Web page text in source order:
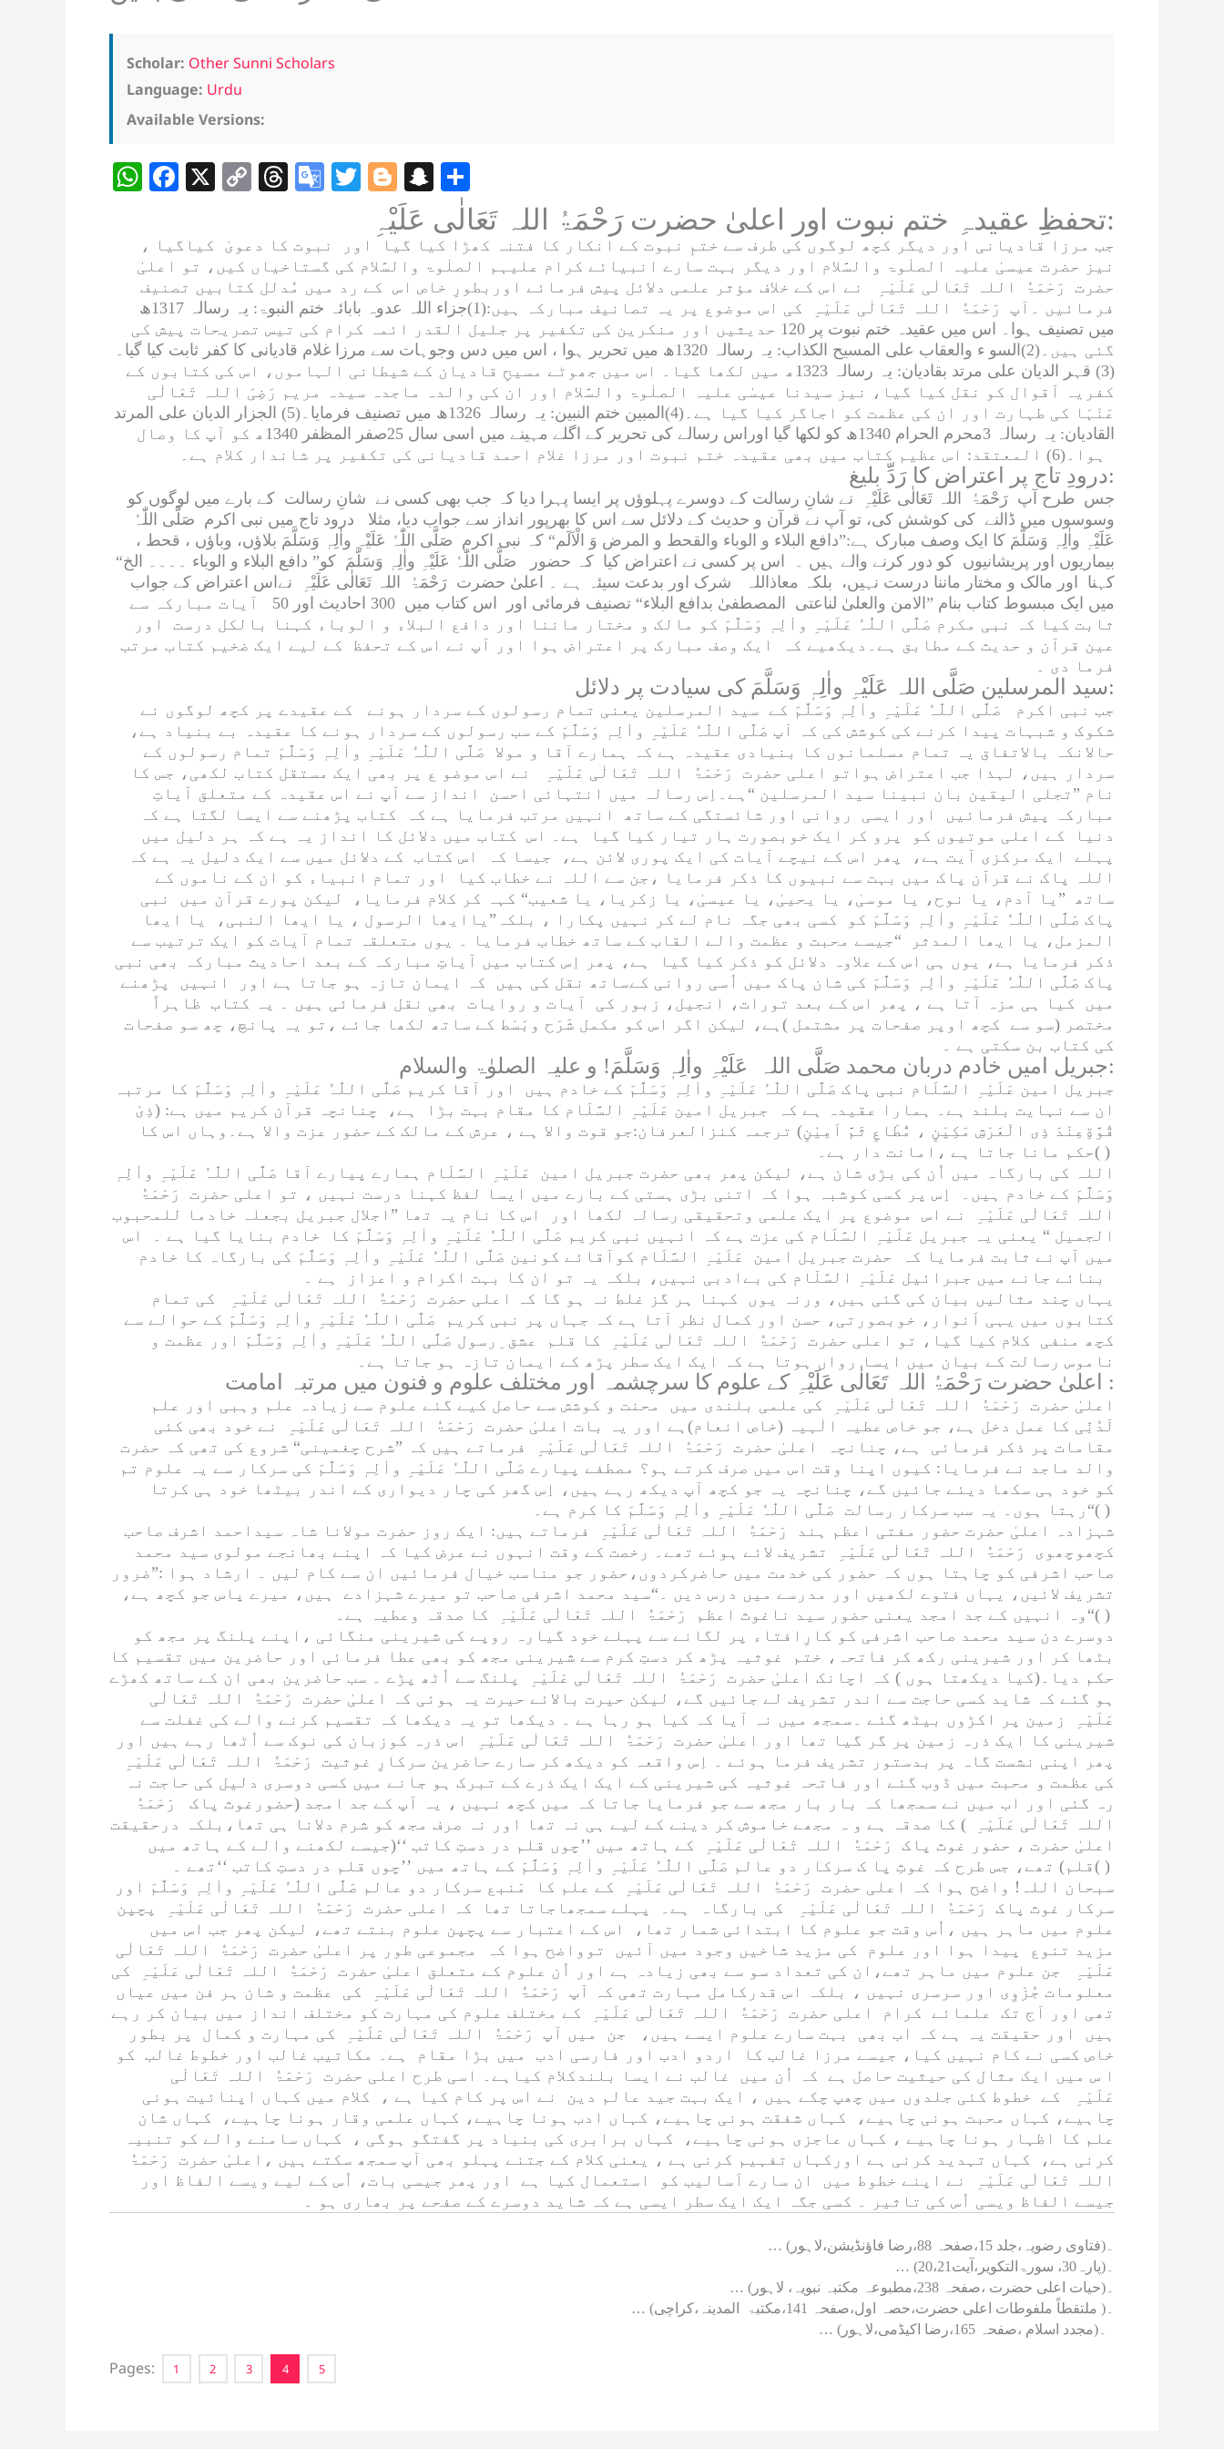
Scholar: Other Sunni Scholars
Language: Urdu
Available Versions:
W
at
s
A
p
p
F
c
e
b
o
o
k
X C
y
Li
n
k
T
re
a
d
s
G
o
gl
e
Tr
a
n
sl
at
e
T
itt
er
Bl
o
g
g
er
S
a
p
c
h
at
h
ar
e
تحفظِ عقیدہِ ختم نبوت اور اعلیٰ حضرت رَحْمَۃُ اللہ تَعَالٰی عَلَیْہِ:
جب مرزا قادیانی اور دیگر کچھ لوگوں کی طرف سے ختمِ نبوت کے انکار کا فتنہ کھڑا کیا گیا اور نبوت کا دعویٰ کیاگیا ،
نیز حضرت عیسیٰ علیہ الصلٰوۃ والسَّلام اور دیگر بہت سارے انبیائے کرام علیہم الصلٰوۃ والسَّلام کی گستاخیاں کیں، تو اعلیٰ
حضرت
رَحْمَۃُ اللہ تَعَالٰی عَلَیْہِ
نے اس کے خلاف مؤثر علمی دلائل پیش فرمائے اوربطورِ خاص اس کے رد میں مُدلل کتابیں تصنیف
فرمائیں ۔آپ رَحْمَۃُ اللہ تَعَالٰی عَلَیْہِ کی اس موضوع پر یہ تصانیف مبارکہ ہیں:(1) جزاء اللہ عدوہ بابائہ ختم النبوۃ
: یہ رسالہ 1317ھ
میں تصنیف ہوا۔ اس میں عقیدہ ختم نبوت پر 120 حدیثیں اور منکرین کی تکفیر پر جلیل القدر ائمہ کرام کی تیس تصریحات پیش کی
گئی ہیں۔(2)
السو ء والعقاب علی المسیح الکذاب
: یہ رسالہ 1320ھ میں تحریر ہوا ، اس میں دس وجوہات سے مرزا غلام قادیانی کا کفر ثابت کیا گیا۔
(3)
قہر الدیان علی مرتد بقادیان
: یہ رسالہ 1323ھ میں لکھا گیا۔ اس میں جھوٹے مسیحِ قادیان کے شیطانی الہاموں، اس کی کتابوں کے
کفریہ اَقوال کو نقل کیا گیا، نیز سیدنا عیسٰی علیہ الصلٰوۃ والسَّلام اور ان کی والدہ ماجدہ سیدہ مریم رَضِیَ اللہ تَعَالٰی
عَنْہَا کی طہارت اور ان کی عظمت کو اجاگر کیا گیا ہے۔(4) المبین ختم النبین: یہ رسالہ 1326ھ میں تصنیف فرمایا۔(5)
الجزار الدیان علی المرتد
القادیان
: یہ رسالہ 3محرم الحرام 1340ھ کو لکھا گیا اوراس رسالے کی تحریر کے اگلے مہینے میں اسی سال 25صفر المظفر 1340ھ کو آپ کا وصال
ہوا۔(6)
المعتقد
درودِ تاج پر اعتراض کا رَدِّ بلیغ:
جس طرح آپ رَحْمَۃُ اللہ تَعَالٰی عَلَیْہِ
نے شانِ رسالت کے دوسرے پہلوؤں پر ایسا پہرا دیا کہ جب بھی کسی نے شانِ رسالت کے بارے میں لوگوں کو
وسوسوں میں ڈالنے کی کوشش کی، تو آپ نے قرآن و حدیث کے دلائل سے اس کا بھرپور انداز سے جواب دیا، مثلا درود تاج میں نبی اکرم صَلَّی اللّٰہُ
عَلَیْہِ واٰلِہٖ وَسَلَّمَ کا ایک وصف مبارک ہے:”دافع البلاء و الوباء والقحط و المرض وَ الْاَلَم“ کہ نبی اکرم صَلَّی اللّٰہُ عَلَیْہِ واٰلِہٖ وَسَلَّمَ بلاؤں، وباؤں ، قحط ،
بیماریوں اور پریشانیوں کو دور کرنے والے ہیں ۔ اس پر کسی نے اعتراض کیا کہ حضور صَلَّی اللّٰہُ عَلَیْہِ واٰلِہٖ وَسَلَّمَ کو” دافع البلاء و الوباء ۔۔۔۔ الخ“
کہنا اور مالک و مختار ماننا درست نہیں، بلکہ معاذاللہ شرک اور بدعت سیئہ ہے ۔ اعلیٰ حضرت رَحْمَۃُ اللہ تَعَالٰی عَلَیْہِ
نےاس اعتراض کے جواب
میں ایک مبسوط کتاب بنام ” الامن والعلیٰ لناعتی المصطفیٰ بدافع البلاء
“ تصنیف فرمائی اور اس کتاب میں 300 احادیث اور 50 آیات مبارکہ سے
ثابت کیا کہ نبی مکرم صَلَّی اللّٰہُ عَلَیْہِ واٰلِہٖ وَسَلَّمَ کو مالک و مختار ماننا اور دافع البلاء و الوباء کہنا بالکل درست اور
عین قرآن و حدیث کے مطابق ہے۔دیکھیے کہ ایک وصف مبارک پر اعتراض ہوا اور آپ نے اس کے تحفظ کے لیے ایک ضخیم کتاب مرتب
فرما دی ۔
سید المرسلین صَلَّی اللہ عَلَیْہِ واٰلِہٖ وَسَلَّمَ کی سیادت پر دلائل:
جب نبی اکرم صَلَّی اللّٰہُ عَلَیْہِ واٰلِہٖ وَسَلَّمَ کے سید المرسلین یعنی تمام رسولوں کے سردار ہونے کے عقیدے پر کچھ لوگوں نے
شکوک و شبہات پیدا کرنے کی کوشش کی کہ آپ صَلَّی اللّٰہُ عَلَیْہِ واٰلِہٖ وَسَلَّمَ کے سب رسولوں کے سردار ہونے کا عقیدہ بے بنیاد ہے،
حالانکہ بالاتفاق یہ تمام مسلمانوں کا بنیادی عقیدہ ہے کہ ہمارے آقا و مولا صَلَّی اللّٰہُ عَلَیْہِ واٰلِہٖ وَسَلَّمَ تمام رسولوں کے
سردار ہیں، لہذا جب اعتراض ہواتو اعلی حضرت
رَحْمَۃُ اللہ تَعَالٰی عَلَیْہِ
نے اس موضو ع پر بھی ایک مستقل کتاب لکھی، جس کا
نام ” تجلی الیقین بان نبینا سید المرسلین “ہے۔اِس رسالہ میں انتہائی احسن انداز سے آپ نے اس عقیدہ کے متعلق آیاتِ
مبارکہ پیش فرمائیں اور ایسی روانی اور شائستگی کے ساتھ انہیں مرتب فرمایا ہے کہ کتاب پڑھنے سے ایسا لگتا ہے کہ
دنیا کے اعلی موتیوں کو پرو کر ایک خوبصورت ہار تیار کیا گیا ہے۔ اس کتاب میں دلائل کا انداز یہ ہے کہ ہر دلیل میں
پہلے ایک مرکزی آیت ہے، پھر اس کے نیچے آیات کی ایک پوری لائن ہے، جیسا کہ اس کتاب کے دلائل میں سے ایک دلیل یہ ہے کہ
اللہ پاک نے قرآن پاک میں بہت سے نبیوں کا ذکر فرمایا ،جن سے اللہ نے خطاب کیا اور تمام انبیاء کو ان کے ناموں کے
ساتھ ”یا آدم، یا نوح، یا موسیٰ، یا یحییٰ، یا عیسیٰ، یا زکریا، یا شعیب“ کہہ کر کلام فرمایا، لیکن پورے قرآن میں نبی
پاک صَلَّی اللّٰہُ عَلَیْہِ واٰلِہٖ وَسَلَّمَ کو کسی بھی جگہ نام لے کر نہیں پکارا ، بلکہ” یاایھا الرسول ، یا ایھا النبی ،
یا ایھا
المزمل ، یا ایھا المدثر
“جیسے محبت و عظمت والے القاب کے ساتھ خطاب فرمایا ۔ یوں متعلقہ تمام آیات کو ایک ترتیب سے
ذکر فرمایا ہے، یوں ہی اس کے علاوہ دلائل کو ذکر کیا گیا ہے، پھر اِس کتاب میں آیاتِ مبارکہ کے بعد احادیث مبارکہ بھی نبی
پاک صَلَّی اللّٰہُ عَلَیْہِ واٰلِہٖ وَسَلَّمَ کی شان پاک میں اُسی روانی کےساتھ نقل کی ہیں کہ ایمان تازہ ہو جاتا ہے اور انہیں پڑھنے
میں کیا ہی مزہ آتا ہے ، پھر اس کے بعد تورات، انجیل، زبور کی آیات و روایات بھی نقل فرمائی ہیں ۔ یہ کتاب ظاہراً
مختصر (سو سے کچھ اوپر صفحات پر مشتمل )ہے، لیکن اگر اس کو مکمل شَرْح وبَسْط کے ساتھ لکھا جائے ،تو یہ پانچ، چھ سو صفحات
کی کتاب بن سکتی ہے ۔
جبریل امیں خادم دربان محمد صَلَّی اللہ عَلَیْہِ واٰلِہٖ وَسَلَّمَ! و علیہ الصلوٰۃ والسلام:
جبریل امین عَلَیْہِ السَّلَام نبی پاک صَلَّی اللّٰہُ عَلَیْہِ واٰلِہٖ وَسَلَّمَ کے خادم ہیں اور آقا کریم صَلَّی اللّٰہُ عَلَیْہِ واٰلِہٖ وَسَلَّمَ کا مرتبہ
ان سے نہایت بلند ہے۔ ہمارا عقیدہ ہے کہ جبریل امین عَلَیْہِ السَّلَام کا مقام بہت بڑا ہے، چنانچہ قرآن کریم میں ہے: (ذِیْ
قُوَّةٍعِنْدَ ذِی الْعَرْشِ مَكِیْنٍ ، مُّطَاعٍ ثَمَّ اَمِیْنٍ) ترجمہ کنزالعرفان:جو قوت والا ہے ، عرش کے مالک کے حضور عزت والا ہے۔وہاں اس کا
حکم مانا جاتا ہے ،امانت دار ہے۔( )
اللہ کی بارگاہ میں اُن کی بڑی شان ہے، لیکن پھر بھی حضرت جبریل امین
عَلَیْہِ السَّلَام ہمارے پیارے آقا صَلَّی اللّٰہُ عَلَیْہِ واٰلِہٖ
وَسَلَّمَ کے خادم ہیں۔ اِس پر کسی کوشبہ ہوا کہ اتنی بڑی ہستی کے بارے میں ایسا لفظ کہنا درست نہیں ، تو اعلی حضرت
رَحْمَۃُ
اللہ تَعَالٰی عَلَیْہِ
نے اس موضوع پر ایک علمی وتحقیقی رسالہ لکھا اور اس کا نام یہ تھا ” اجلال جبریل بجعلہ خادما للمحبوب
الجمیل “ یعنی یہ جبریل عَلَیْہِ السَّلَام کی عزت ہے کہ انہیں نبی کریم صَلَّی اللّٰہُ عَلَیْہِ واٰلِہٖ وَسَلَّمَ کا خادم بنایا گیا ہے ۔ اس
میں آپ نے ثابت فرمایا کہ حضرت جبریل امین
عَلَیْہِ السَّلَام کوآقائے کونین صَلَّی اللّٰہُ عَلَیْہِ واٰلِہٖ وَسَلَّمَ کی بارگاہ کا خادم
بنائے جانے میں جبرائیل عَلَیْہِ السَّلَام
یہاں چند مثالیں بیان کی گئی ہیں، ورنہ یوں کہنا ہر گز غلط نہ ہو گا کہ اعلی حضرت رَحْمَۃُ اللہ تَعَالٰی عَلَیْہِ
کی تمام
کتابوں میں یہی اَنوار، خوبصورتی، حسن اور کمال نظر آتا ہے کہ جہاں پر نبی کریم صَلَّی اللّٰہُ عَلَیْہِ واٰلِہٖ وَسَلَّمَ کے حوالے سے
کچھ منفی کلام کیا گیا، تو اعلی حضرت
رَحْمَۃُ اللہ تَعَالٰی عَلَیْہِ کا قلم عشق ِرسول صَلَّی اللّٰہُ عَلَیْہِ واٰلِہٖ وَسَلَّمَ
اور عظمت و
ناموس رسالت کے بیان میں ایسا رواں ہوتا ہے کہ ایک ایک سطر پڑھ کے ایمان تازہ ہو جاتا ہے۔
اعلیٰ حضرت رَحْمَۃُ اللہ تَعَالٰی عَلَیْہِ کے علوم کا سرچشمہ اور مختلف علوم و فنون میں مرتبہ امامت :
اعلیٰ حضرت رَحْمَۃُ اللہ تَعَالٰی عَلَیْہِ
کی علمی بلندی میں محنت و کوشش سے حاصل کیے گئے علوم سے زیادہ علم وہبی اور علم
لَدُنِّی کا عمل دخل ہے، جو خاص عطیہ الٰہیہ (خاص انعام)ہے اور یہ بات اعلیٰ حضرت رَحْمَۃُ اللہ تَعَالٰی عَلَیْہِ
نے خود بھی کئی
مقامات پر ذکر فرمائی ہے، چنانچہ اعلیٰ حضرت رَحْمَۃُ اللہ تَعَالٰی عَلَیْہِ فرماتے ہیں کہ ”شرح چغمینی“ شروع کی تھی کہ حضرت
والد ماجد نے فرمایا: کیوں اپنا وقت اس میں صرف کرتے ہو؟ مصطفے پیارے صَلَّی اللّٰہُ عَلَیْہِ واٰلِہٖ وَسَلَّمَ کی سرکار سے یہ علوم تم
کو خود ہی سکھا دیئے جائیں گے، چنانچہ یہ جو کچھ آپ دیکھ رہے ہیں، اِس گھر کی چار دیواری کے اندر بیٹھا خود ہی کرتا
رہتا ہوں۔ یہ سب سرکار رسالت صَلَّی اللّٰہُ عَلَیْہِ واٰلِہٖ وَسَلَّمَ
کا کرم ہے۔“( )
شہزادہ اعلیٰ حضرت حضور مفتی اعظم ہند
رَحْمَۃُ اللہ تَعَالٰی عَلَیْہِ
فرماتے ہیں: ایک روز حضرت مولانا شاہ سیداحمد اشرف صاحب
کچھوچھوی رَحْمَۃُ اللہ تَعَالٰی عَلَیْہِ
تشریف لائے ہوئے تھے۔ رخصت کے وقت انہوں نے عرض کیا کہ اپنے بھانجے مولوی سید محمد
صاحب اشرفی کو چاہتا ہوں کہ حضور کی خدمت میں حاضرکردوں،حضور جو مناسب خیال فرمائیں ان سے کام لیں ۔ ارشاد ہوا :”ضرور
تشریف لائیں، یہاں فتوے لکھیں اور مدرسے میں درس دیں ۔“سید محمد اشرفی صاحب تو میرے شہزادے ہیں، میرے پاس جو کچھ ہے،
وہ انہیں کے جد امجد یعنی حضور سید ناغوث اعظم
رَحْمَۃُ اللہ تَعَالٰی عَلَیْہِ
کا صدقہ وعطیہ ہے۔“( )
دوسرے دن سید محمد صاحب اشرفی کو کارِافتاء پر لگانے سے پہلے خود گیارہ روپے کی شیرینی منگائی ،اپنے پلنگ پر مجھ کو
بٹھا کر اور شیرینی رکھ کر فاتحہ، ختم غوثیہ پڑھ کر دستِ کرم سے شیرینی مجھ کو بھی عطا فرمائی اور حاضرین میں تقسیم کا
حکم دیا۔(کیا دیکھتا ہوں ) کہ اچانک اعلیٰ حضرت رَحْمَۃُ اللہ تَعَالٰی عَلَیْہِ
پلنگ سے اُٹھ پڑے ۔ سب حاضرین بھی ان کے ساتھ کھڑے
ہو گئے کہ شاید کسی حاجت سے اندر تشریف لے جائیں گے، لیکن حیرت بالائے حیرت یہ ہوئی کہ اعلیٰ حضرت رَحْمَۃُ اللہ تَعَالٰی
عَلَیْہِ
زمین پر اکڑوں بیٹھ گئے ۔سمجھ میں نہ آیا کہ کیا ہو رہا ہے ۔ دیکھا تو یہ دیکھا کہ تقسیم کرنے والے کی غفلت سے
شیرینی کا ایک ذرہ زمین پر گر گیا تھا اور اعلیٰ حضرت
رَحْمَۃُ اللہ تَعَالٰی عَلَیْہِ
اس ذرہ کوزبان کی نوک سے اُٹھا رہے ہیں اور
پھر اپنی نشست گاہ پر بدستور تشریف فرما ہوئے ۔ اِس واقعہ کو دیکھ کر سارے حاضرین سرکارِ غوثیت
رَحْمَۃُ اللہ تَعَالٰی عَلَیْہِ
کی عظمت و محبت میں ڈوب گئے اور فاتحہ غوثیہ کی شیرینی کے ایک ایک ذرے کے تبرک ہو جانے میں کسی دوسری دلیل کی حاجت نہ
رہ گئی اور اب میں نے سمجھا کہ بار بار مجھ سے جو فرمایا جاتا کہ میں کچھ نہیں ، یہ آپ کے جد امجد (حضورغوث پاک
رَحْمَۃُ
اللہ تَعَالٰی عَلَیْہِ ) کا صدقہ ہے و ہ مجھے خاموش کر دینے کے لیے ہی نہ تھا اور نہ صرف مجھ کو شرم دلانا ہی تھا،بلکہ درحقیقت
اعلیٰ حضرت ، حضور غوث پاک
رَحْمَۃُ اللہ تَعَالٰی عَلَیْہِ
کے ہاتھ میں ’’چوں قلم در دستِ کاتب ‘‘(جیسے لکھنے والے کے ہاتھ میں
قلم) تھے، جس طرح کہ غوثِ پا ک سرکار دو عالم صَلَّی اللّٰہُ عَلَیْہِ واٰلِہٖ وَسَلَّمَ
کے ہاتھ میں ’’چوں قلم در دستِ کاتب ‘‘تھے ۔( )
سبحان اللہ ! واضح ہوا کہ اعلی حضرت رَحْمَۃُ اللہ تَعَالٰی عَلَیْہِ کے علم کا مَنبع سرکار دو عالم صَلَّی اللّٰہُ عَلَیْہِ واٰلِہٖ وَسَلَّمَ
اور
سرکار غوث پاک
رَحْمَۃُ اللہ تَعَالٰی عَلَیْہِ کی بارگاہ ہے۔ پہلے سمجھاجاتا تھا کہ اعلی حضرت رَحْمَۃُ اللہ تَعَالٰی عَلَیْہِ
پچپن
علوم میں ماہر ہیں ،اُس وقت جو علوم کا ابتدائی شمار تھا، اس کے اعتبار سے پچپن علوم بنتے تھے، لیکن پھر جب اس میں
مزید تنوع پیدا ہوا اور علوم کی مزید شاخیں وجود میں آئیں توواضح ہوا کہ مجموعی طور پر اعلیٰ حضرت
رَحْمَۃُ اللہ تَعَالٰی
عَلَیْہِ
جن علوم میں ماہر تھے،ان کی تعداد سو سے بھی زیادہ ہے اور اُن علوم کے متعلق اعلیٰ حضرت رَحْمَۃُ اللہ تَعَالٰی عَلَیْہِ
کی
معلومات جُزْوِی اور سرسری نہیں ، بلکہ اس قدرکامل مہارت تھی کہ آپ رَحْمَۃُ اللہ تَعَالٰی عَلَیْہِ
کی عظمت و شان ہر فن میں عیاں
تھی اور آج تک علمائے کرام اعلی حضرت
رَحْمَۃُ اللہ تَعَالٰی عَلَیْہِ
کے مختلف علوم کی مہارت کو مختلف انداز میں بیان کر رہے
ہیں اور حقیقت یہ ہے کہ اب بھی بہت سارے علوم ایسے ہیں، جن میں آپ
رَحْمَۃُ اللہ تَعَالٰی عَلَیْہِ
کی مہارت و کمال پر بطور
خاص کسی نے کام نہیں کیا، جیسے مرزا غالب کا اردو ادب اور فارسی ادب میں بڑا مقام ہے۔ مکاتیب غالب اور خطوط غالب کو
ا س میں ایک مثال کی حیثیت حاصل ہے کہ اُن میں غالب نے ایسا بلندکلام کیاہے۔ اسی طرح اعلی حضرت
رَحْمَۃُ اللہ تَعَالٰی
عَلَیْہِ
کے خطوط کئی جلدوں میں چھپ چکے ہیں ، ایک بہت جید عالم دین نے اس پر کام کیا ہے ، کلام میں کہاں اپنائیت ہونی
چاہیے، کہاں محبت ہونی چاہیے، کہاں شفقت ہونی چاہیے، کہاں ادب ہونا چاہیے، کہاں علمی وقار ہونا چاہیے، کہاں شان
علم کا اظہار ہونا چاہیے ، کہاں عاجزی ہونی چاہیے، کہاں برابری کی بنیاد پر گفتگو ہوگی ، کہاں سامنے والے کو تنبیہ
کرنی ہے، کہاں تہدید کرنی ہے اورکہاں تفہیم کرنی ہے ، یعنی کلام کے جتنے پہلو بھی آپ سمجھ سکتے ہیں ،اعلیٰ حضرت رَحْمَۃُ
اللہ تَعَالٰی عَلَیْہِ
نے اپنے خطوط میں ان سارے اَسالیب کو استعمال کیا ہے اور پھر جیسی بات، اُس کے لیے ویسے الفاظ اور
جیسے الفاظ ویسی اُس کی تاثیر ۔ کسی جگہ ایک ایک سطر ایسی ہے کہ شاید دوسرے کے صفحے پر بھاری ہو ۔
… ۔(فتاوی رضویہ،جلد 15،صفحہ 88،رضا فاؤنڈیشن،لاہور)
… ۔(پارہ30، سورۃالتکویر،آیت20،21)
… ۔(حیات اعلی حضرت ،صفحہ 238،مطبوعہ مکتبہ نبویہ، لاہور)
… ۔( ملتقطاً ملفوطات اعلی حضرت،حصہ اول،صفحہ 141،مکتبۃ المدینہ،کراچی)
Pages: 1 2 3 4 5